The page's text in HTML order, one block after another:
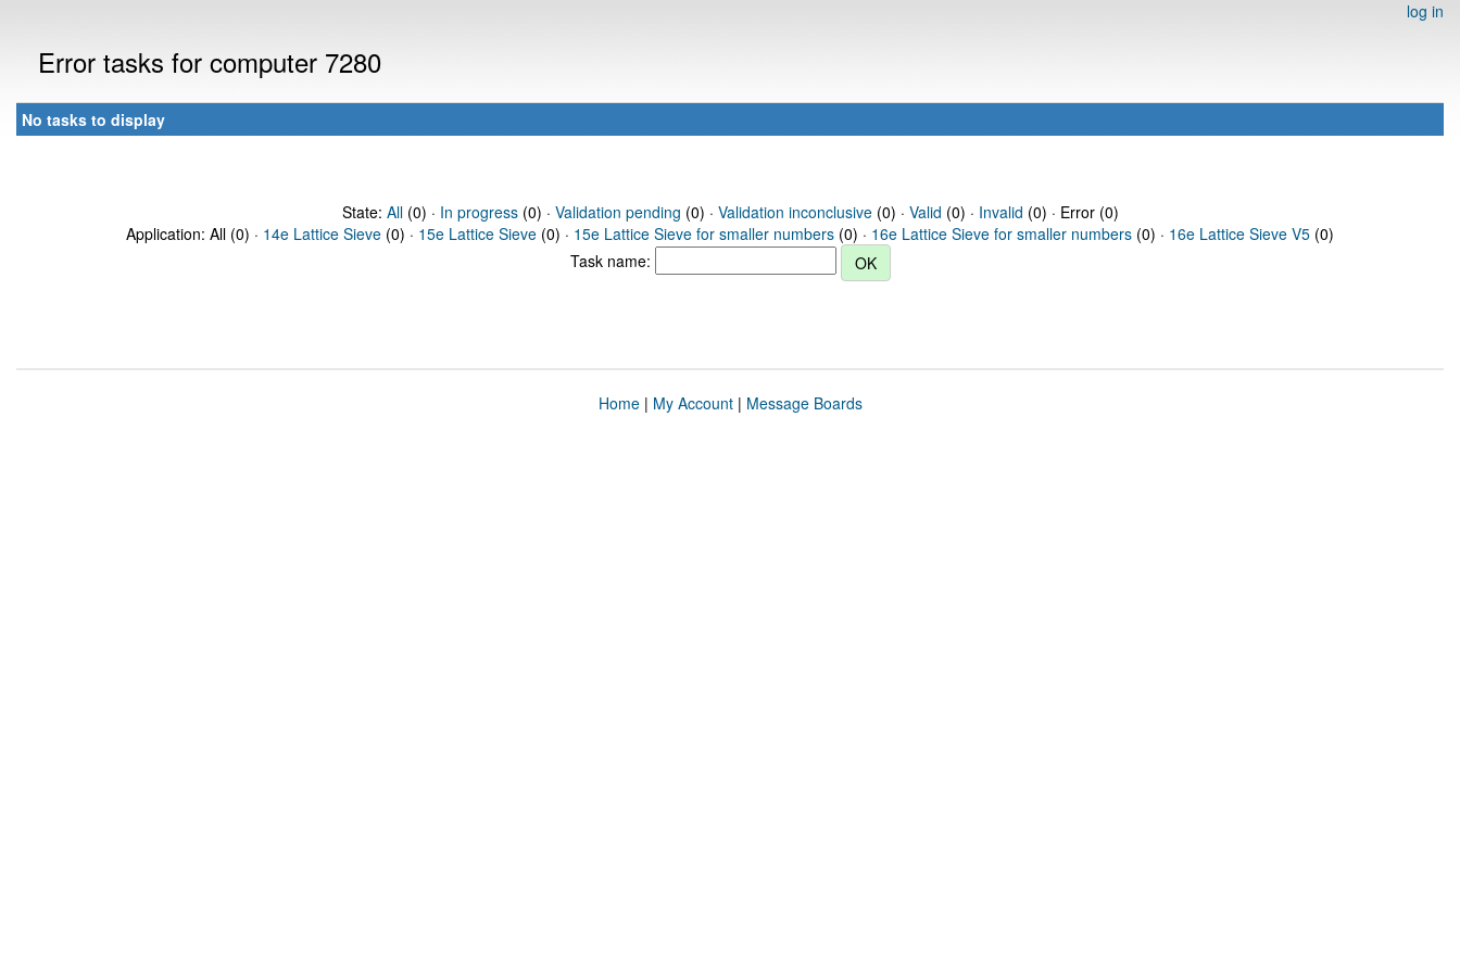
log in
Error tasks for computer 7280
No tasks to display
State: All(0) · In progress(0) · Validation pending (0) · Validation inconclusive(0) · Valid (0) · Invalid (0) · Error (0)
Application: All (0) · 14e Lattice Sieve (0) · 15e Lattice Sieve (0) · 15e Lattice Sieve for smaller numbers (0) · 16e Lattice Sieve for smaller numbers (0) · 16e Lattice Sieve V5 (0)
Task name:
Home| My Account| Message Boards